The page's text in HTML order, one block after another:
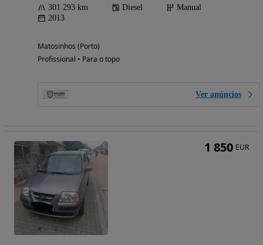
301 293 km Diesel
Manual
2013
Matosinhos (Porto)
Profissional • Para o topo
Ver anúncios
1 850 EUR